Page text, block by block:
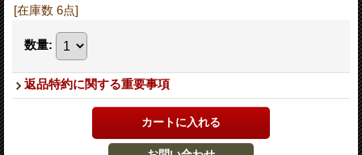
[在庫数 6点]
数量:
返品特約に関する重要事項